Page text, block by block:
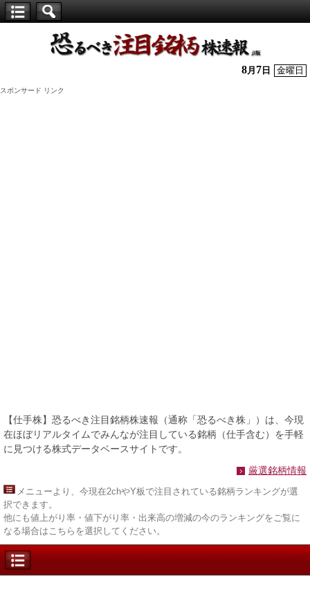
株】
8月 7 日 金曜日
スポンサード リンク
【仕手株】恐るべき注目銘柄株速報（通称「恐るべき株」）は、今現
在ほぼリアルタイムでみんなが注目している銘柄（仕手含む）を手軽
に見つける株式データベースサイトです。
厳選銘柄情報
メニューより、今現在2chやY板で注目されている銘柄ランキングが選
択できます。
他にも値上がり率・値下がり率・出来高の増減の今のランキングをご覧に
なる場合はこちらを選択してください。